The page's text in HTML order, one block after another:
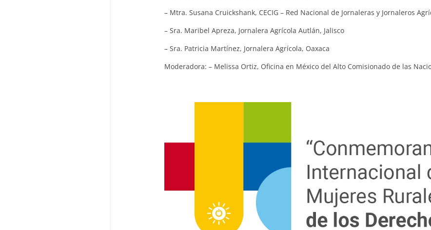
– Mtra. Susana Cruickshank, CECIG – Red Nacional de Jornaleras y Jornaleros
– Sra. Maribel Apreza, Jornalera Agrícola Autlán, Jalisco
– Sra. Patricia Martínez, Jornalera Agrícola, Oaxaca
Moderadora: – Melissa Ortiz, Oficina en México del Alto Comisionado de las